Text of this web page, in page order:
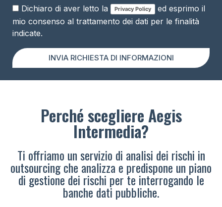
Dichiaro di aver letto la Privacy Policy
ed esprimo il
mio consenso al trattamento dei dati per le finalità
indicate.
INVIA RICHIESTA DI INFORMAZIONI
Perché scegliere Aegis
Intermedia?
Ti offriamo un servizio di analisi dei rischi in
outsourcing che analizza e predispone un piano
di gestione dei rischi per te interrogando le
banche dati pubbliche.